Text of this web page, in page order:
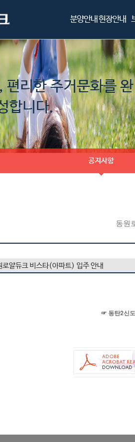
분양안내 현장안내
편리한 주거문화를 완
합니다.
공지사항
동원
얄듀크 비스타(아파트) 입주 안내
☞ 동탄2신